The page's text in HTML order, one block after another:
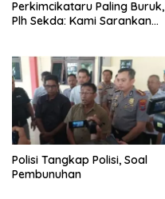
Perkimcikataru Paling Buruk,
Plh Sekda: Kami Sarankan
Polisi Tangkap Polisi, Soal
Pembunuhan